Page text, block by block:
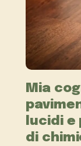
Mia
lucidi e
di